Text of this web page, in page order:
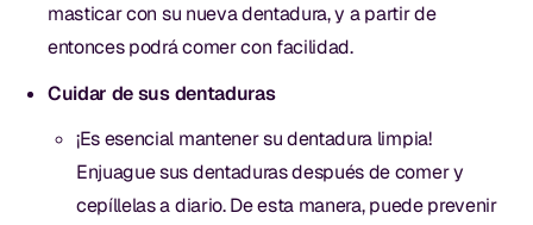
masticar con su nueva dentadura, y a partir de
entonces podrá comer con facilidad.
Cuidar de sus dentaduras
¡Es esencial mantener su dentadura limpia!
Enjuague sus dentaduras después de comer y
cepíllelas a diario. De esta manera, puede prevenir